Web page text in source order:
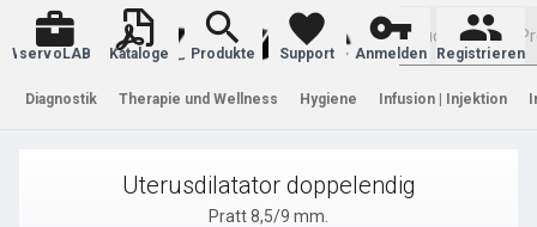
Warenkorb
servoLAB Kataloge Produkte Support Anmelden Registrieren
Diagnostik Therapie und Wellness Hygiene Infusion | Injektion
Uterusdilatator doppelendig
Pratt 8,5/9 mm.